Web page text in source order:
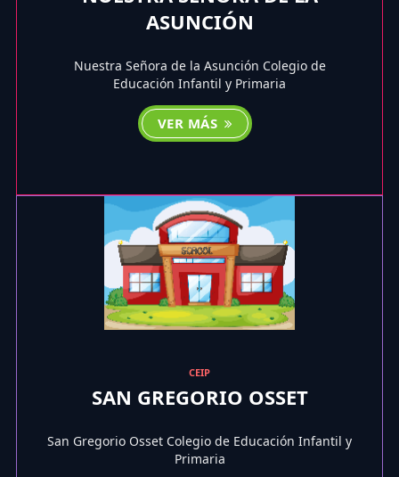
ASUNCIÓN
Nuestra Señora de la Asunción Colegio de
Educación Infantil y Primaria
VER MÁS
CEIP
SAN GREGORIO OSSET
San Gregorio Osset Colegio de Educación Infantil y
Primaria